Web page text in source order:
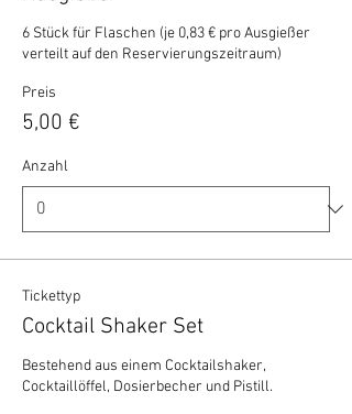
6 Stück für Flaschen (je 0,83 € pro Ausgießer
verteilt auf den Reservierungszeitraum)
Preis
5,00 €
Anzahl
Tickettyp
Cocktail Shaker Set
Bestehend aus einem Cocktailshaker,
Cocktaillöffel, Dosierbecher und Pistill.